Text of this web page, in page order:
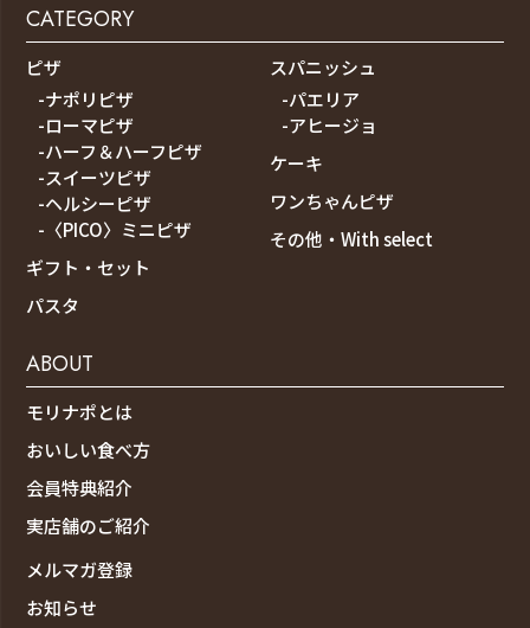
CATEGORY
ピザ
-ナポリピザ
-ローマピザ
-ハーフ＆ハーフピザ
-スイーツピザ
-ヘルシーピザ
-〈PICO〉ミニピザ
ギフト・セット
パスタ
スパニッシュ
-パエリア
-アヒージョ
ケーキ
ワンちゃんピザ
その他・With select
ABOUT
モリナポとは
おいしい食べ方
会員特典紹介
実店舗のご紹介
メルマガ登録
お知らせ